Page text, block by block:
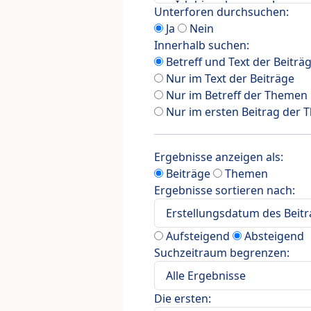
Unterforen durchsuchen:
Ja
Nein
Innerhalb suchen:
Betreff und Text der
Nur im Text der Beiträge
Nur im Betreff der Themen
Nur im ersten Beitrag der
Ergebnisse anzeigen als:
Beiträge
Themen
Ergebnisse sortieren nach:
Aufsteigend
Absteigend
Suchzeitraum begrenzen:
Die ersten: